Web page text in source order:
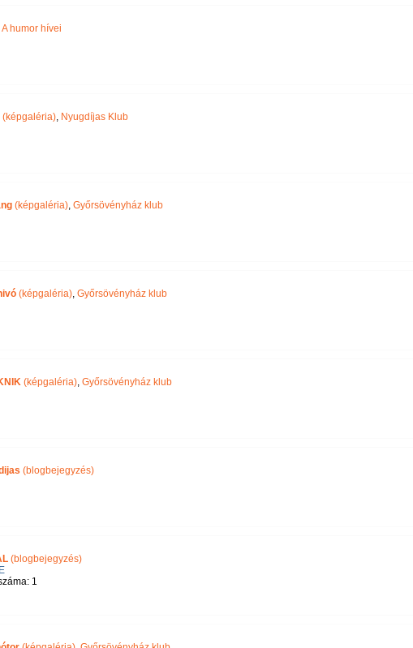
A humor hívei
(képgaléria), Nyugdíjas Klub
(képgaléria), Győrsövényház klub
(képgaléria), Győrsövényház klub
(képgaléria), Győrsövényház klub
(blogbejegyzés)
(blogbejegyzés)
1